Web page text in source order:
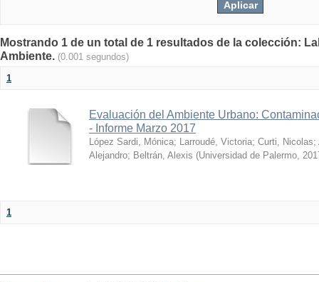
Mostrando 1 de un total de 1 resultados de la colección:
Ambiente. (0.001 segundos)
1
Evaluación del Ambiente Urbano:
- Informe Marzo 2017
López Sardi, Mónica; Larroudé, Victoria; Curti, Nicolas;
Alejandro; Beltrán, Alexis (Universidad de Palermo,
1